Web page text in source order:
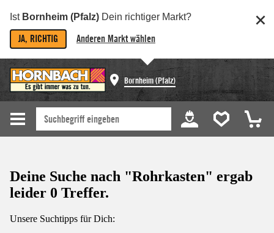
Ist Bornheim (Pfalz) Dein richtiger Markt?
JA, RICHTIG Anderen Markt wählen
Bornheim (Pfalz)
Deine Suche nach "Rohrkasten" ergab
leider 0 Treffer.
Unsere Suchtipps für Dich: